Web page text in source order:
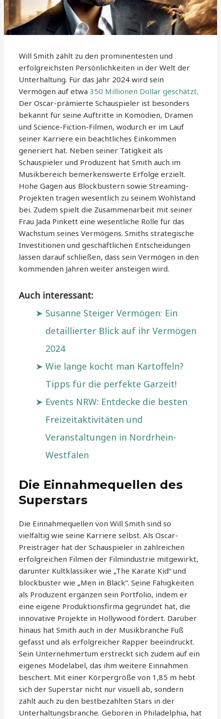
Will Smith zählt zu den prominentesten und
erfolgreichsten Persönlichkeiten in der Welt der
Unterhaltung. Für das Jahr 2024 wird sein
Vermögen auf etwa350 Millionen Dollar geschätzt.
Der Oscar-prämierte Schauspieler ist besonders
bekannt für seine Auftritte in Komödien, Dramen
und Science-Fiction-Filmen, wodurch er im Lauf
seiner Karriere ein beachtliches Einkommen
generiert hat. Neben seiner Tätigkeit als
Schauspieler und Produzent hat Smith auch im
Musikbereich bemerkenswerte Erfolge erzielt.
Hohe Gagen aus Blockbustern sowie Streaming-
Projekten tragen wesentlich zu seinem Wohlstand
bei. Zudem spielt die Zusammenarbeit mit seiner
Frau Jada Pinkett eine wesentliche Rolle für das
Wachstum seines Vermögens. Smiths strategische
Investitionen und geschäftlichen Entscheidungen
lassen darauf schließen, dass sein Vermögen in den
kommenden Jahren weiter ansteigen wird.
Auch interessant:
Susanne Steiger Vermögen: Ein
detaillierter Blick auf ihr Vermögen
2024
Wie lange kocht man Kartoffeln?
Tipps für die perfekte Garzeit!
Events NRW: Entdecke die besten
Freizeitaktivitäten und
Veranstaltungen in Nordrhein-
Westfalen
Die Einnahmequellen des
Superstars
Die Einnahmequellen von Will Smith sind so
vielfältig wie seine Karriere selbst. Als Oscar-
Preisträger hat der Schauspieler in zahlreichen
erfolgreichen Filmen der Filmindustrie mitgewirkt,
darunter Kultklassiker wie „The Karate Kid“ und
blockbuster wie „Men in Black“. Seine Fähigkeiten
als Produzent ergänzen sein Portfolio, indem er
eine eigene Produktionsfirma gegründet hat, die
innovative Projekte in Hollywood fördert. Darüber
hinaus hat Smith auch in der Musikbranche Fuß
gefasst und als erfolgreicher Rapper beeindruckt.
Sein Unternehmertum erstreckt sich zudem auf ein
eigenes Modelabel, das ihm weitere Einnahmen
beschert. Mit einer Körpergröße von 1,85 m hebt
sich der Superstar nicht nur visuell ab, sondern
zählt auch zu den bestbezahlten Stars in der
Unterhaltungsbranche. Geboren in Philadelphia, hat